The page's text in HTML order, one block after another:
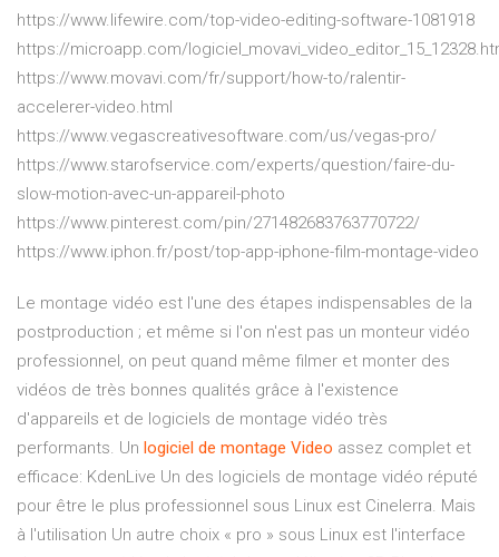
https://www.lifewire.com/top-video-editing-software-1081918
https://microapp.com/
https://www.movavi.com/fr/support/how-to/ralentir-
accelerer-video.html
https://www.vegascreativesoftware.com/us/vegas-pro/
https://www.starofservice.com/experts/question/faire-du-
slow-motion-avec-un-appareil-photo
https://www.pinterest.com/pin/271482683763770722/
https://www.iphon.fr/post/top-app-iphone-film-montage-video
Le montage vidéo est l'une des étapes indispensables de la
postproduction ; et même si l'on n'est pas un monteur vidéo
professionnel, on peut quand même filmer et monter des
vidéos de très bonnes qualités grâce à l'existence
d'appareils et de logiciels de montage vidéo très
performants. Un logiciel de montage Video assez complet et
efficace: KdenLive Un des logiciels de montage vidéo réputé
pour être le plus professionnel sous Linux est Cinelerra. Mais
à l'utilisation Un autre choix « pro » sous Linux est l'interface